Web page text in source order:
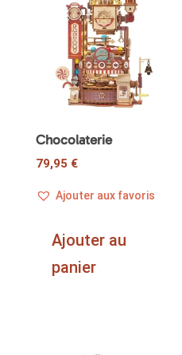
Monuments
Robot
Serre-Livres
Steampunk
Thématique
Transport
Chocolaterie
79,95 €
Ajouter aux favoris
Ajouter au
panier